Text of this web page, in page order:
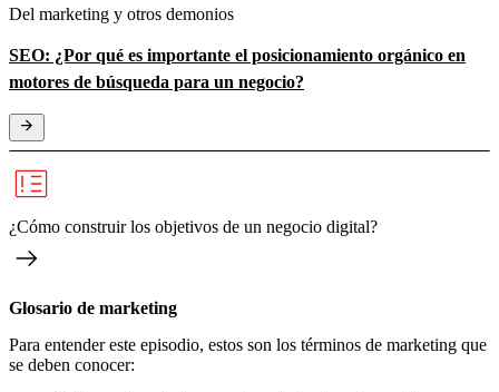
Del marketing y otros demonios
SEO: ¿Por qué es importante el posicionamiento orgánico en
motores de búsqueda para un negocio?
¿Cómo construir los objetivos de un negocio digital?
Glosario de marketing
Para entender este episodio, estos son los términos de marketing que
se deben conocer: